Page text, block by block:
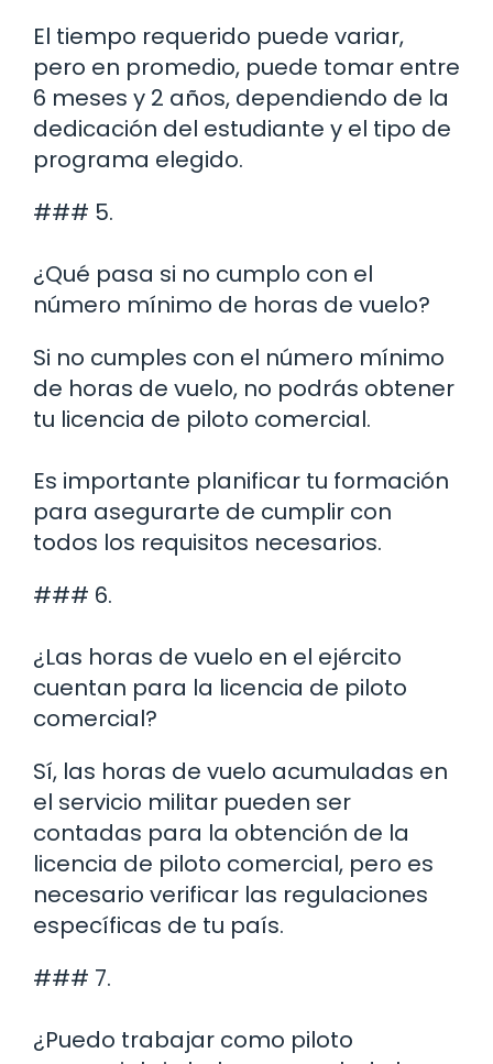
El tiempo requerido puede variar,
pero en promedio, puede tomar entre
6 meses y 2 años, dependiendo de la
dedicación del estudiante y el tipo de
programa elegido.
### 5.
¿Qué pasa si no cumplo con el
número mínimo de horas de vuelo?
Si no cumples con el número mínimo
de horas de vuelo, no podrás obtener
tu licencia de piloto comercial.
Es importante planificar tu formación
para asegurarte de cumplir con
todos los requisitos necesarios.
### 6.
¿Las horas de vuelo en el ejército
cuentan para la licencia de piloto
comercial?
Sí, las horas de vuelo acumuladas en
el servicio militar pueden ser
contadas para la obtención de la
licencia de piloto comercial, pero es
necesario verificar las regulaciones
específicas de tu país.
### 7.
¿Puedo trabajar como piloto